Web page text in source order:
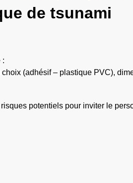
de tsunami
:
(adhésif – plastique PVC),
potentiels pour inviter le